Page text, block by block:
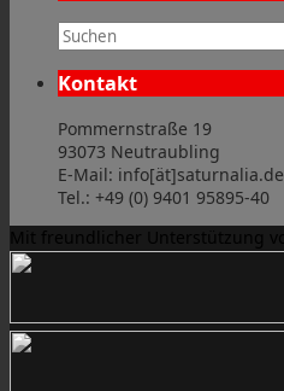
Suchbegriff:
Kontakt
Pommernstraße 19
93073 Neutraubling
E-Mail: info[ät]saturnalia.de
Tel.: +49 (0) 9401 95895-40